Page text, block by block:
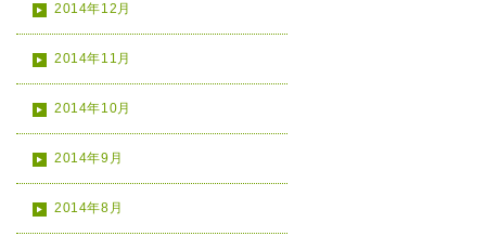
2014年12月
2014年11月
2014年10月
2014年9月
2014年8月